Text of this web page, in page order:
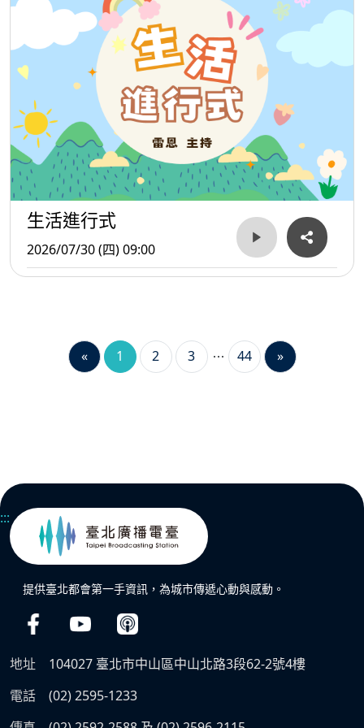
生活進行式
2026/07/30 (四) 09:00
« 1 2 3 44 »
:::
提供臺北都會第一手資訊，為城市傳遞心動與感動。
地址
104027 臺北市中山區中山北路3段62-2號4樓
電話
(02) 2595-1233